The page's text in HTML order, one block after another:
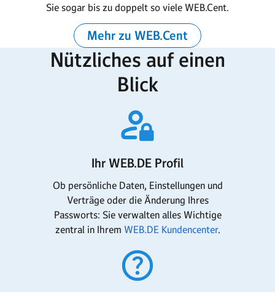
Sie sogar bis zu doppelt so viele WEB.Cent.
Mehr zu WEB.Cent
Nützliches auf einen
Blick
Ihr WEB.DE Profil
Ob persönliche Daten, Einstellungen und
Verträge oder die Änderung Ihres
Passworts: Sie verwalten alles Wichtige
zentral in Ihrem WEB.DE Kundencenter.